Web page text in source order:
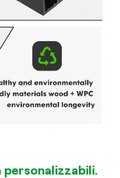
personalizzabili.